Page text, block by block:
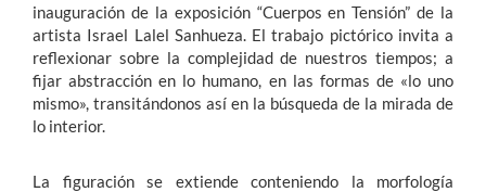
inauguración de la exposición “Cuerpos en Tensión” de la
artista Israel Lalel Sanhueza. El trabajo pictórico invita a
reflexionar sobre la complejidad de nuestros tiempos; a
fijar abstracción en lo humano, en las formas de «lo uno
mismo», transitándonos así en la búsqueda de la mirada de
lo interior.
La figuración se extiende conteniendo la morfología